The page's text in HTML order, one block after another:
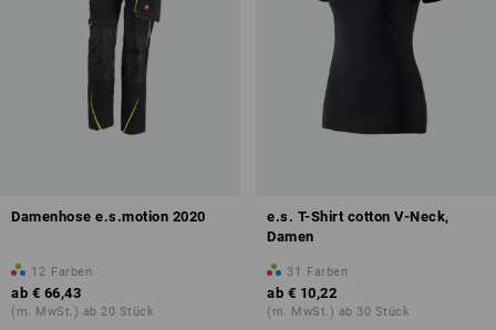
Damenhose e.s.motion 2020
12 Farben
ab € 66,43
(m. MwSt.) ab 20 Stück
e.s. T-Shirt cotton V-Neck,
Damen
31 Farben
ab € 10,22
(m. MwSt.) ab 30 Stück